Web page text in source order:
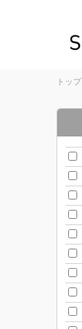
トップ